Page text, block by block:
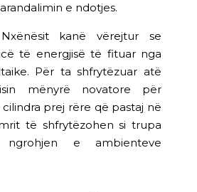
e ndotjes.
Nxënësit kanë vërejtur se
të energjisë të fituar nga
Për ta shfrytëzuar atë
mënyrë novatore për
prej rëre që pastaj në
të shfrytëzohen si trupa
e ambienteve